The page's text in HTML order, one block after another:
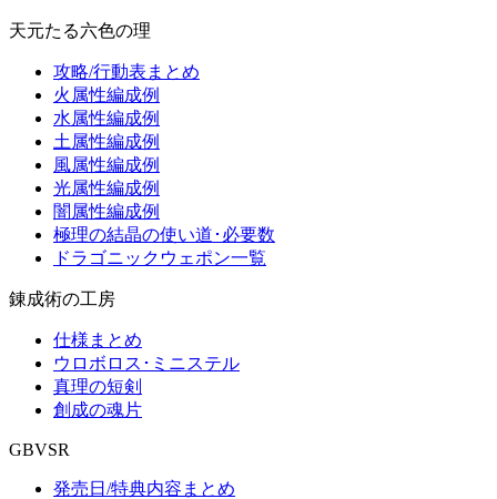
天元たる六色の理
攻略/行動表まとめ
火属性編成例
水属性編成例
土属性編成例
風属性編成例
光属性編成例
闇属性編成例
極理の結晶の使い道･必要数
ドラゴニックウェポン一覧
錬成術の工房
仕様まとめ
ウロボロス･ミニステル
真理の短剣
創成の魂片
GBVSR
発売日/特典内容まとめ